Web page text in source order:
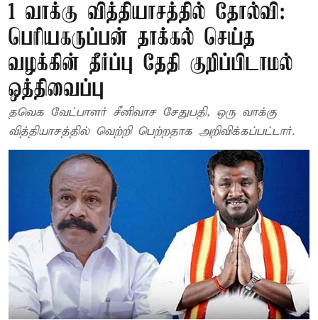
1 வாக்கு வித்தியாசத்தில் தோல்வி:
பெரியகருப்பன் தாக்கல் செய்த
வழக்கின் தீர்ப்பு தேதி குறிப்பிடாமல்
ஒத்திவைப்பு
தவெக வேட்பாளர் சீனிவாச சேதுபதி, ஒரு வாக்கு
வித்தியாசத்தில் வெற்றி பெற்றதாக அறிவிக்கப்பட்டார்.